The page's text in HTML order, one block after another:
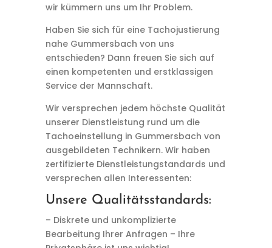
wir kümmern uns um Ihr Problem.
Haben Sie sich für eine Tachojustierung
nahe Gummersbach von uns
entschieden? Dann freuen Sie sich auf
einen kompetenten und erstklassigen
Service der Mannschaft.
Wir versprechen jedem höchste Qualität
unserer Dienstleistung rund um die
Tachoeinstellung in Gummersbach von
ausgebildeten Technikern. Wir haben
zertifizierte Dienstleistungstandards und
versprechen allen Interessenten:
Unsere Qualitätsstandards:
– Diskrete und unkomplizierte
Bearbeitung Ihrer Anfragen – Ihre